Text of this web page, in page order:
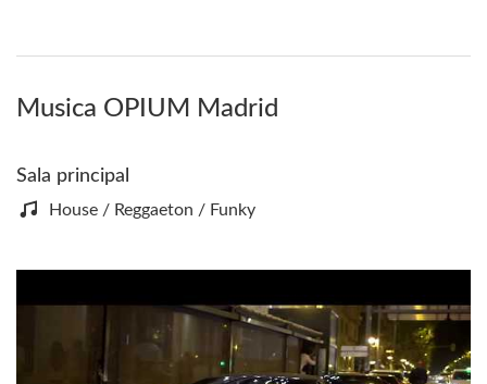
Musica OPIUM Madrid
Sala principal
House / Reggaeton / Funky